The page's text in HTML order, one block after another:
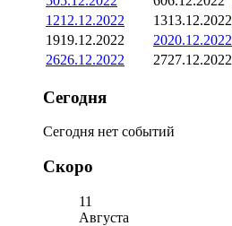
1212.12.2022 1313.12.2022
1919.12.2022 2020.12.2022
2626.12.2022 2727.12.2022
Сегодня
Сегодня нет событий
Скоро
11
Августа